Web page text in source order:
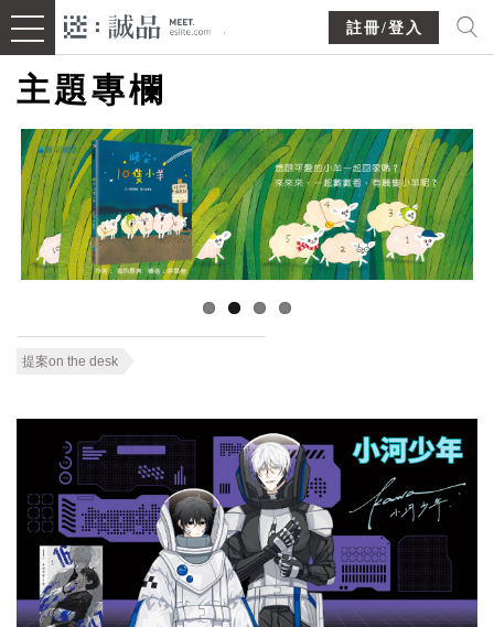
註冊/登入
主題專欄
提案on the desk